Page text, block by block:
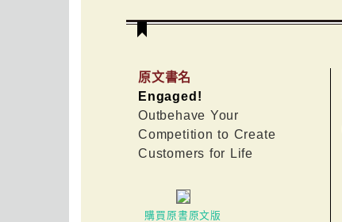
原文書名
Engaged!
Outbehave Your
Competition to Create
Customers for Life
購買原書原文版